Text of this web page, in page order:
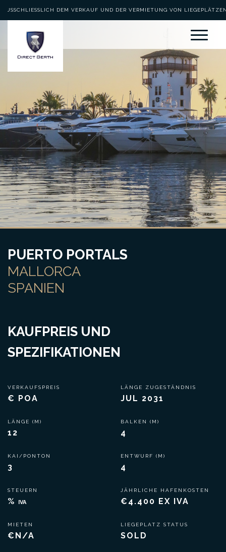
AUSSCHLIESSLICH DEM VERKAUF UND DER VERMIETUNG VON LIEGEPLÄTZEN
PUERTO PORTALS
MALLORCA
SPANIEN
KAUFPREIS UND
SPEZIFIKATIONEN
VERKAUFSPREIS
€ POA
LÄNGE (M)
12
KAI/PONTON
3
STEUERN
% IVA
MIETEN
€N/A
LÄNGE ZUGESTÄNDNIS
JUL 2031
BALKEN (M)
4
ENTWURF (M)
4
JÄHRLICHE HAFENKOSTEN
€4.400 EX IVA
LIEGEPLATZ STATUS
SOLD